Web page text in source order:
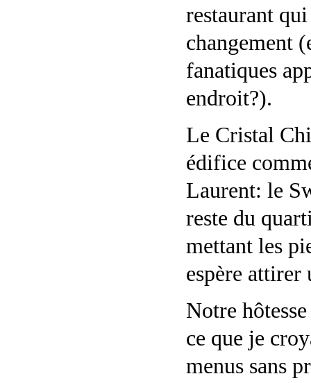
restaurant
changement
fanatiques
endroit?).
Le Cristal
édifice
Laurent: le
reste du
mettant les
espère attirer
Notre
ce que je
menus sans